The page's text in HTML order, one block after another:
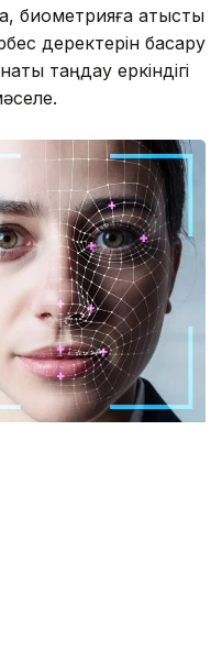
қатысты
деректерін басқару
таңдау еркіндігі